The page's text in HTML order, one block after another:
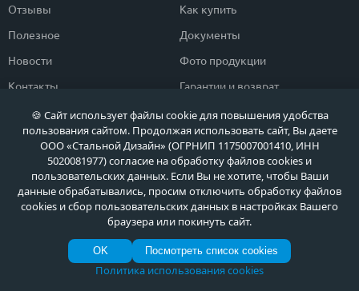
Отзывы
Полезное
Новости
Контакты
Как купить
Документы
Фото продукции
Гарантии и возврат
Каталог дверей
Двери со скидкой
Популярные двери
Быстрый подбор двери
Двери класса ЭКОНОМ
Двери в дом
Парадные двери
Двери в квартиру
Тамбурные двери
Противопожарные двери
🍪 Сайт использует файлы cookie для повышения удобства
пользования сайтом. Продолжая использовать сайт, Вы даете
ООО «Стальной Дизайн» (ОГРНИП 1175007001410, ИНН
5020081977) согласие на обработку файлов cookies и
пользовательских данных. Если Вы не хотите, чтобы Ваши
данные обрабатывались, просим отключить обработку файлов
cookies и сбор пользовательских данных в настройках Вашего
браузера или покинуть сайт.
OK Посмотреть список cookies
Политика использования cookies